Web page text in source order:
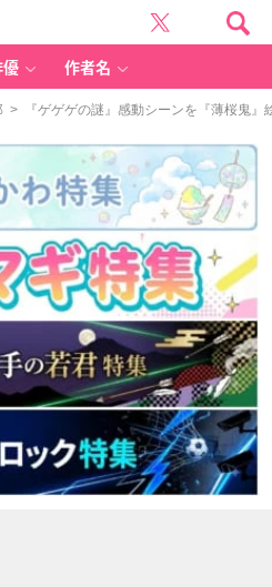
優 作者名
> 『ゲゲゲの謎』感動シーンを『薄桜鬼